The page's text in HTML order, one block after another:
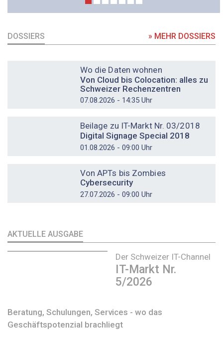
DOSSIERS » MEHR DOSSIERS
Wo die Daten wohnen
Von Cloud bis Colocation: alles zu
Schweizer Rechenzentren
07.08.2026 - 14:35 Uhr
Beilage zu IT-Markt Nr. 03/2018
Digital Signage Special 2018
01.08.2026 - 09:00 Uhr
Von APTs bis Zombies
Cybersecurity
27.07.2026 - 09:00 Uhr
AKTUELLE AUSGABE
Der Schweizer IT-Channel
IT-Markt Nr.
5/2026
Beratung, Schulungen, Services - wo das
Geschäftspotenzial brachliegt